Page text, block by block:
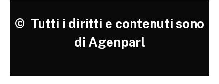
© Tutti i diritti e contenuti sono
di Agenparl